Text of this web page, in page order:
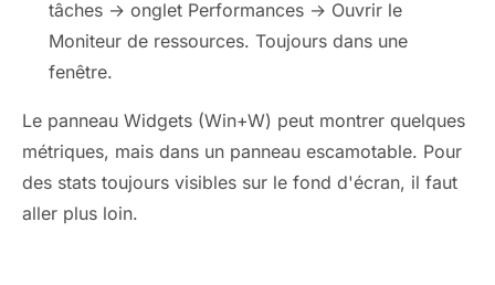
tâches → onglet Performances → Ouvrir le
Moniteur de ressources. Toujours dans une
fenêtre.
Le panneau Widgets (Win+W) peut montrer quelques
métriques, mais dans un panneau escamotable. Pour
des stats toujours visibles sur le fond d'écran, il faut
aller plus loin.